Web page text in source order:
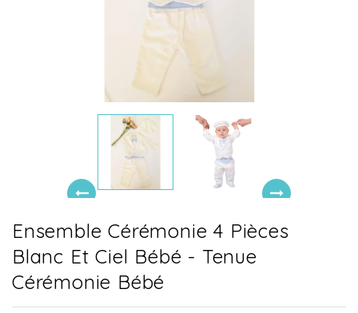
Ensemble Cérémonie 4 Pièces
Blanc Et Ciel Bébé - Tenue
Cérémonie Bébé